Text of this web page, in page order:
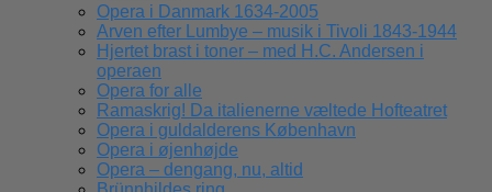
Opera i Danmark 1634-2005
Arven efter Lumbye – musik i Tivoli 1843-1944
Hjertet brast i toner – med H.C. Andersen i
operaen
Opera for alle
Ramaskrig! Da italienerne væltede Hofteatret
Opera i guldalderens København
Opera i øjenhøjde
Opera – dengang, nu, altid